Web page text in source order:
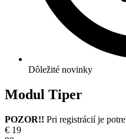
Dôležité novinky
Modul Tiper
POZOR!! Pri registrácií je
€ 19